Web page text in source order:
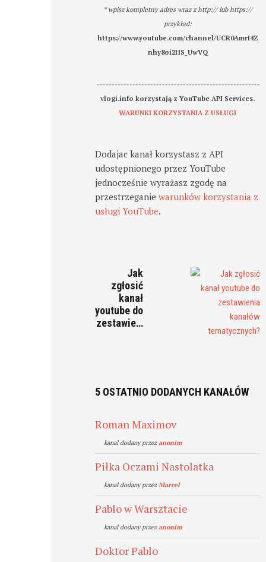
* wpisz kompletny adres wraz z http:// lub https://
przykład:
https://www.youtube.com/channel/UCR0AmrI4Z
nhy8oi2HS_UwVQ
-------------------------------------------------------
vlogi.info korzystają z YouTube API Services.
WARUNKI KORZYSTANIA Z USŁUGI
Dodajac kanał korzystasz z API
udostępnionego przez YouTube
jednocześnie wyrażasz zgodę na
przestrzeganiewarunków korzystania z
usługi YouTube.
Jak
zgłosić
kanał
youtube do
zestawie…
5 OSTATNIO DODANYCH KANAŁÓW
Roman Maximov
kanal dodany przezanonim
Piłka Oczami Nastolatka
kanal dodany przezMarcel
Pablo w Warsztacie
kanal dodany przezanonim
Doktor Pablo